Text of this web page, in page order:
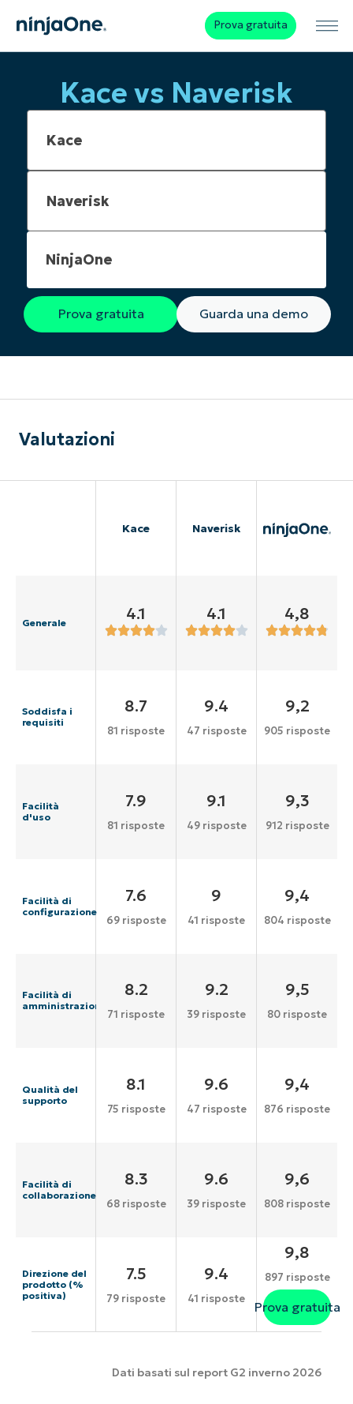
Prova gratuita
Kace vs Naverisk
NinjaOne
Prova gratuita Guarda una demo
Valutazioni
Kace Naverisk
Generale 4.1 4.1 4,8
Soddisfa i
requisiti
8.7
81 risposte
9.4
47 risposte
9,2
905 risposte
Facilità
d'uso
7.9
81 risposte
9.1
49 risposte
9,3
912 risposte
Facilità di
configurazione
7.6
69 risposte
9
41 risposte
9,4
804 risposte
Facilità di
amministrazione
8.2
71 risposte
9.2
39 risposte
9,5
80 risposte
Qualità del
supporto
8.1
75 risposte
9.6
47 risposte
9,4
876 risposte
Facilità di
collaborazione
8.3
68 risposte
9.6
39 risposte
9,6
808 risposte
Direzione del
prodotto (%
positiva)
7.5
79 risposte
9.4
41 risposte
9,8
897 risposte
Prova gratuita
Dati basati sul report G2 inverno 2026